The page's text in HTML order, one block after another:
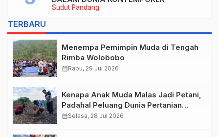
Sudut Pandang
TERBARU
Menempa Pemimpin Muda di Tengah
Rimba Wolobobo
calendar_monthRabu, 29 Jul 2026
Kenapa Anak Muda Malas Jadi Petani,
Padahal Peluang Dunia Pertanian
Menjanjikan?
calendar_monthSelasa, 28 Jul 2026